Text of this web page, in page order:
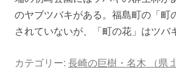
のヤブツバキがある。福島町の「町
されていないが、「町の花」はツバ
カテゴリー: 長崎の巨樹・名木 （県